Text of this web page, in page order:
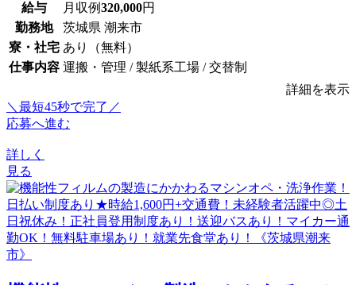
給与 月収例320,000円
勤務地
茨城県 潮来市
寮・社宅 あり（無料）
仕事内容 運搬・管理 / 製紙系工場 / 交替制
詳細を表示
＼最短45秒で完了／
応募へ進む
詳しく
見る